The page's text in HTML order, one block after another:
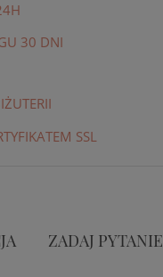
30 DNI
SSL
ZADAJ PYTANIE